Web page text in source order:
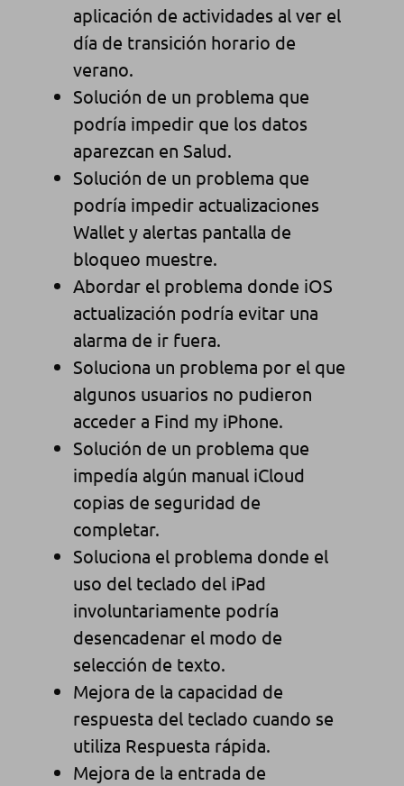
aplicación de actividades al ver el
día de transición horario de
verano.
Solución de un problema que
podría impedir que los datos
aparezcan en Salud.
Solución de un problema que
podría impedir actualizaciones
Wallet y alertas pantalla de
bloqueo muestre.
Abordar el problema donde iOS
actualización podría evitar una
alarma de ir fuera.
Soluciona un problema por el que
algunos usuarios no pudieron
acceder a Find my iPhone.
Solución de un problema que
impedía algún manual iCloud
copias de seguridad de
completar.
Soluciona el problema donde el
uso del teclado del iPad
involuntariamente podría
desencadenar el modo de
selección de texto.
Mejora de la capacidad de
respuesta del teclado cuando se
utiliza Respuesta rápida.
Mejora de la entrada de